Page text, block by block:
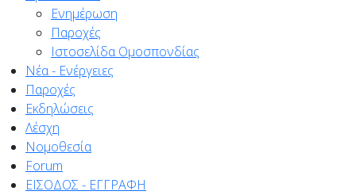
Ενημέρωση
Παροχές
Ιστοσελίδα Ομοσπονδίας
Νέα - Ενέργειες
Παροχές
Εκδηλώσεις
Λέσχη
Νομοθεσία
Forum
ΕΙΣΟΔΟΣ - ΕΓΓΡΑΦΗ